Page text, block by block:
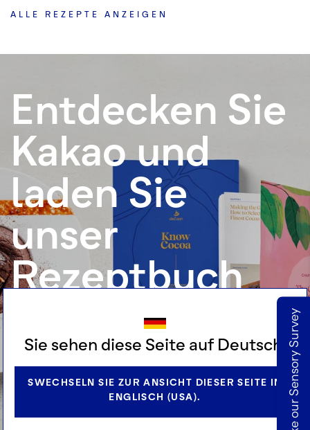
Sie sehen diese Seite auf Deutsch.
SWECHSELN SIE ZUR ANSICHT DIESER SEITE IN
ENGLISCH (USA).
ALLE REZEPTE ANZEIGEN
Entdecken Sie
Kakao und
laden Sie
unser
Rezeptbuch
herunter
8 Köche, 30 Rezepte, 1 Hauptzutat.
REZEPTBUCH ANFORDERN Take our Sensory Survey